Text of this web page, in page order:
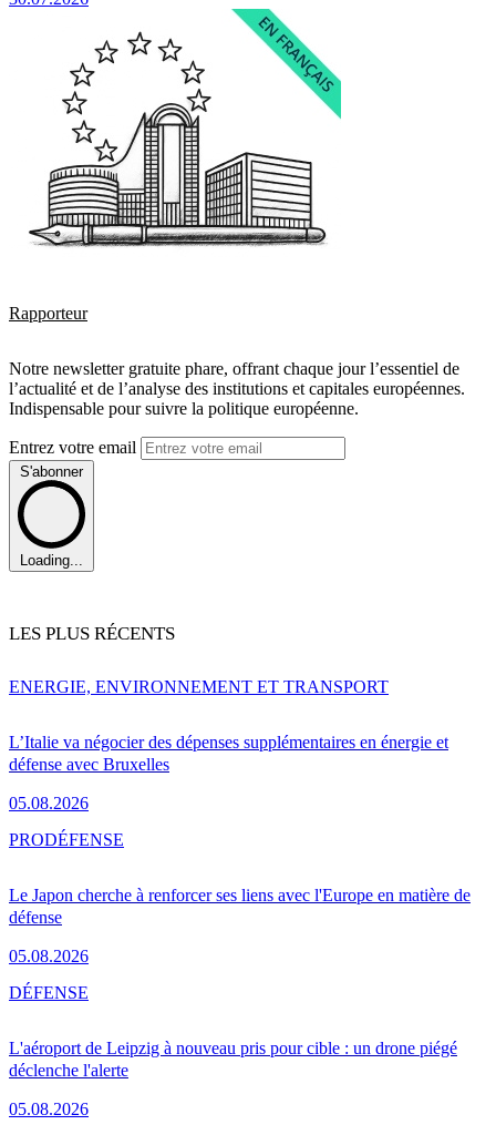
Rapporteur
Notre newsletter gratuite phare, offrant chaque jour l’essentiel de
l’actualité et de l’analyse des institutions et capitales européennes.
Indispensable pour suivre la politique européenne.
Entrez votre email
S'abonner
Loading...
LES PLUS RÉCENTS
L’Italie va négocier des dépenses supplémentaires en énergie et
défense avec Bruxelles
05.08.2026
ENERGIE, ENVIRONNEMENT ET TRANSPORT
Le Japon cherche à renforcer ses liens avec l'Europe en matière de
défense
05.08.2026
PRODÉFENSE
L'aéroport de Leipzig à nouveau pris pour cible : un drone piégé
déclenche l'alerte
05.08.2026
DÉFENSE